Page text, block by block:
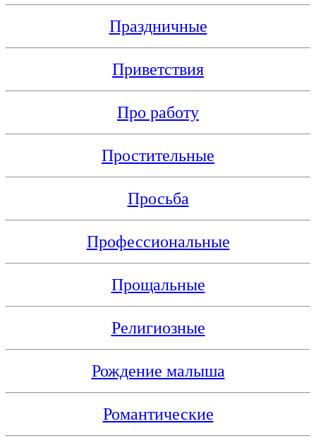
Праздничные
Приветствия
Про работу
Простительные
Просьба
Профессиональные
Прощальные
Религиозные
Рождение малыша
Романтические